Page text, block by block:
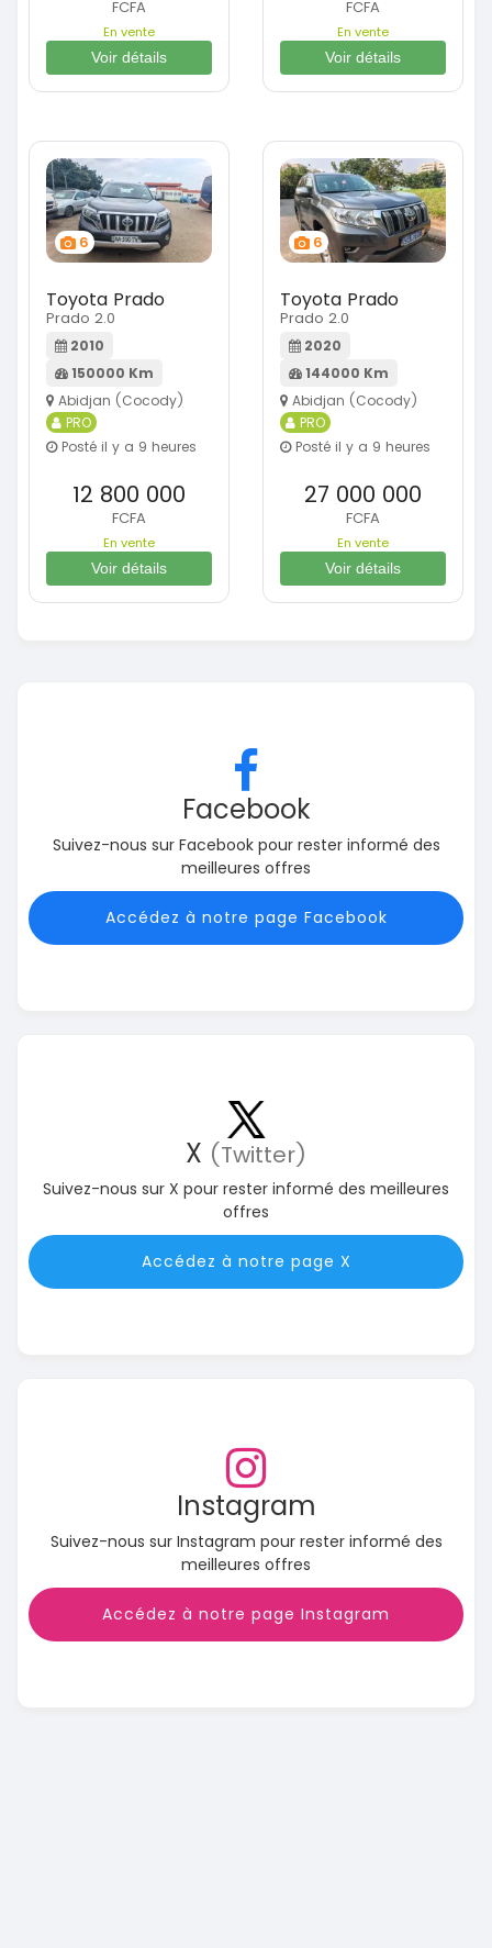
FCFA
En vente
Voir détails
FCFA
En vente
Voir détails
6
Toyota Prado
Prado 2.0
2010
150000 Km
Abidjan (Cocody)
PRO
Posté il y a 9 heures
12 800 000
FCFA
En vente
Voir détails
6
Toyota Prado
Prado 2.0
2020
144000 Km
Abidjan (Cocody)
PRO
Posté il y a 9 heures
27 000 000
FCFA
En vente
Voir détails
Facebook
Suivez-nous sur Facebook pour rester informé des
meilleures offres
Accédez à notre page Facebook
X (Twitter)
Suivez-nous sur X pour rester informé des meilleures
offres
Accédez à notre page X
Instagram
Suivez-nous sur Instagram pour rester informé des
meilleures offres
Accédez à notre page Instagram